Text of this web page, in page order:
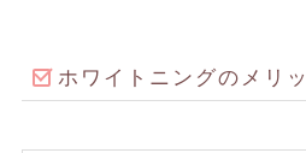
ホワイトニングのメリ